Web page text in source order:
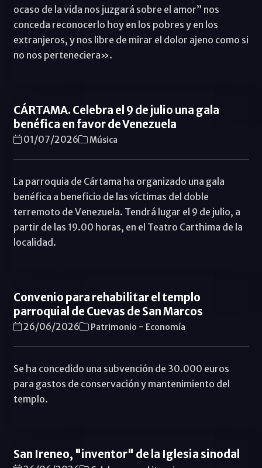
ocaso de la vida nos juzgará sobre el amor” nos
conceda reconocerlo hoy en los pobres y en los
extranjeros, y nos libre de mirar el dolor ajeno como si
no nos perteneciera».
CÁRTAMA. Celebra el 9 de julio una gala
benéfica en favor de Venezuela
01/07/2026 Música
La parroquia de Cártama ha organizado una gala
benéfica a beneficio de las víctimas del doble
terremoto de Venezuela. Tendrá lugar el 9 de julio, a
partir de las 19.00 horas, en el Teatro Carthima de la
localidad.
Convenio para rehabilitar el templo
parroquial de Cuevas de San Marcos
26/06/2026 Patrimonio - Economí­a
Se ha concedido una subvención de 30.000 euros
para gastos de conservación y mantenimiento del
templo.
San Ireneo, "inventor" de la Iglesia sinodal